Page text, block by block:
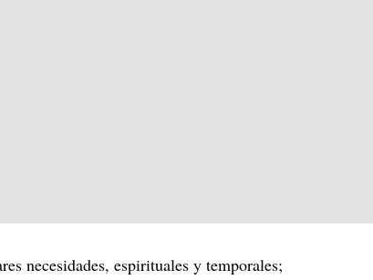
necesidades, espirituales y temporales;